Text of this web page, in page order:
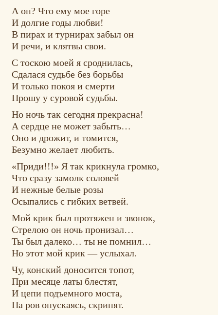
А он? Что ему мое горе
И долгие годы любви!
В пирах и турнирах забыл он
И речи, и клятвы свои.
С тоскою моей я сроднилась,
Сдалася судьбе без борьбы
И только покоя и смерти
Прошу у суровой судьбы.
Но ночь так сегодня прекрасна!
А сердце не может забыть…
Оно и дрожит, и томится,
Безумно желает любить.
«Приди!!!» Я так крикнула громко,
Что сразу замолк соловей
И нежные белые розы
Осыпались с гибких ветвей.
Мой крик был протяжен и звонок,
Стрелою он ночь пронизал…
Ты был далеко… ты не помнил…
Но этот мой крик — услыхал.
Чу, конский доносится топот,
При месяце латы блестят,
И цепи подъемного моста,
На ров опускаясь, скрипят.